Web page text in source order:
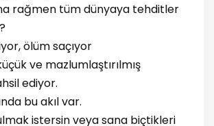
rağmen tüm dünyaya tehditler
ölüm saçıyor
ve mazlumlaştırılmış
ediyor.
bu akıl var.
istersin veya sana biçtikleri